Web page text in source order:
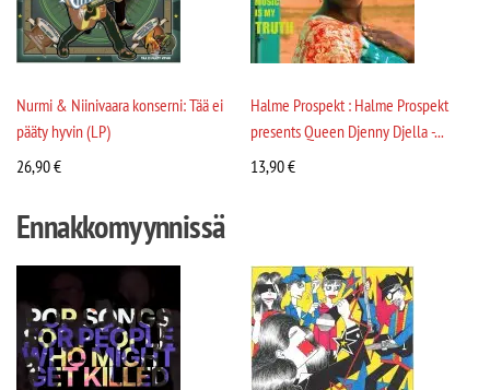
Nurmi & Niinivaara konserni: Tää ei
pääty hyvin (LP)
26,90€
Halme Prospekt : Halme Prospekt
presents Queen Djenny Djella -...
13,90€
Ennakkomyynnissä